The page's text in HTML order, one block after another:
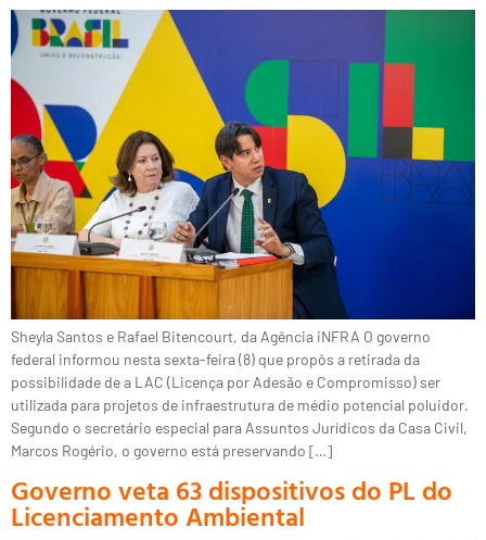
Sheyla Santos e Rafael Bitencourt, da Agência iNFRA O governo
federal informou nesta sexta-feira (8) que propôs a retirada da
possibilidade de a LAC (Licença por Adesão e Compromisso) ser
utilizada para projetos de infraestrutura de médio potencial poluidor.
Segundo o secretário especial para Assuntos Jurídicos da Casa Civil,
Marcos Rogério, o governo está preservando […]
Governo veta 63 dispositivos do PL do
Licenciamento Ambiental